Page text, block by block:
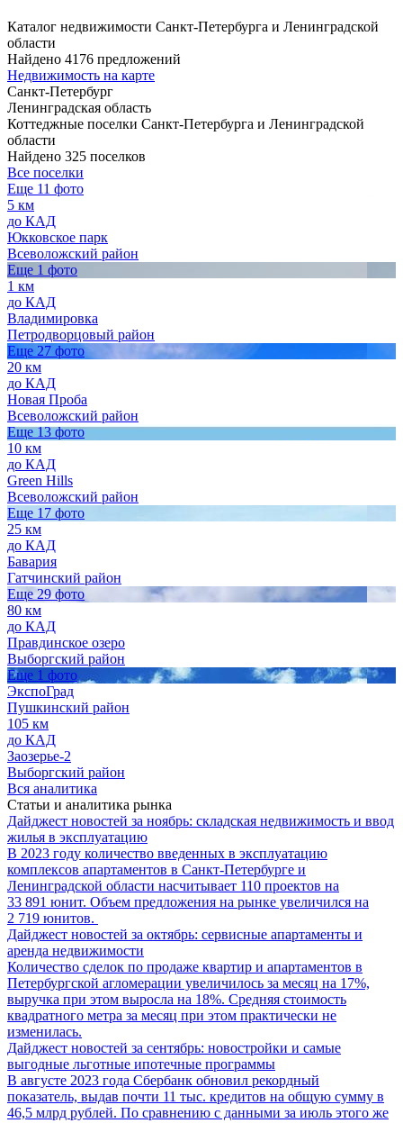
Каталог недвижимости Санкт-Петербурга и Ленинградской
области
Найдено 4176 предложений
Недвижимость на карте
Санкт-Петербург
Ленинградская область
Коттеджные поселки Санкт-Петербурга и Ленинградской
области
Найдено 325 поселков
Все поселки
Еще 11 фото
5 км
до КАД
Юкковское парк
Всеволожский район
Еще 1 фото
1 км
до КАД
Владимировка
Петродворцовый район
Еще 27 фото
20 км
до КАД
Новая Проба
Всеволожский район
Еще 13 фото
10 км
до КАД
Green Hills
Всеволожский район
Еще 17 фото
25 км
до КАД
Бавария
Гатчинский район
Еще 29 фото
80 км
до КАД
Правдинское озеро
Выборгский район
Еще 1 фото
ЭкспоГрад
Пушкинский район
105 км
до КАД
Заозерье-2
Выборгский район
Вся аналитика
Статьи и аналитика рынка
Дайджест новостей за ноябрь: складская недвижимость и ввод
жилья в эксплуатацию
В 2023 году количество введенных в эксплуатацию
комплексов апартаментов в Санкт-Петербурге и
Ленинградской области насчитывает 110 проектов на
33 891 юнит. Объем предложения на рынке увеличился на
2 719 юнитов.
Дайджест новостей за октябрь: сервисные апартаменты и
аренда недвижимости
Количество сделок по продаже квартир и апартаментов в
Петербургской агломерации увеличилось за месяц на 17%,
выручка при этом выросла на 18%. Средняя стоимость
квадратного метра за месяц при этом практически не
изменилась.
Дайджест новостей за сентябрь: новостройки и самые
выгодные льготные ипотечные программы
В августе 2023 года Сбербанк обновил рекордный
показатель, выдав почти 11 тыс. кредитов на общую сумму в
46,5 млрд рублей. По сравнению с данными за июль этого же